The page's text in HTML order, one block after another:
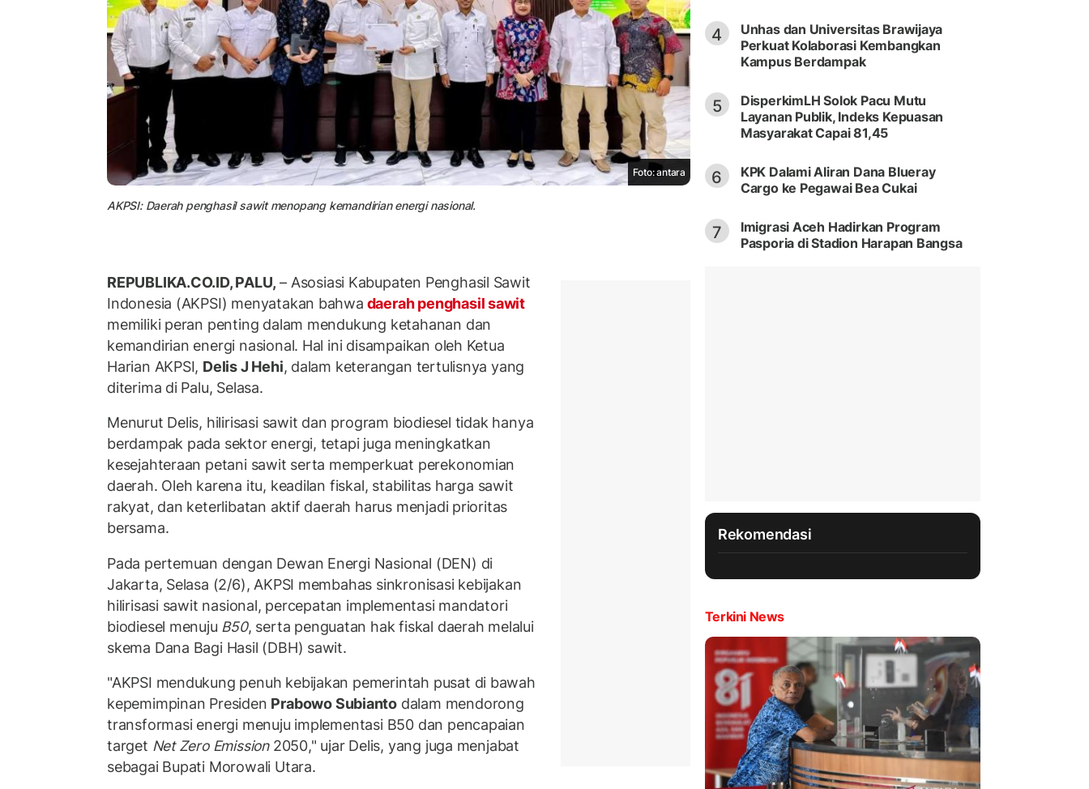
Foto: antara
AKPSI: Daerah penghasil sawit menopang kemandirian energi nasional.
REPUBLIKA.CO.ID, PALU, – Asosiasi Kabupaten Penghasil Sawit
Indonesia (AKPSI) menyatakan bahwa daerah penghasil sawit
memiliki peran penting dalam mendukung ketahanan dan
kemandirian energi nasional. Hal ini disampaikan oleh Ketua
Harian AKPSI, Delis J Hehi, dalam keterangan tertulisnya yang
diterima di Palu, Selasa.
Menurut Delis, hilirisasi sawit dan program biodiesel tidak hanya
berdampak pada sektor energi, tetapi juga meningkatkan
kesejahteraan petani sawit serta memperkuat perekonomian
daerah. Oleh karena itu, keadilan fiskal, stabilitas harga sawit
rakyat, dan keterlibatan aktif daerah harus menjadi prioritas
bersama.
Pada pertemuan dengan Dewan Energi Nasional (DEN) di
Jakarta, Selasa (2/6), AKPSI membahas sinkronisasi kebijakan
hilirisasi sawit nasional, percepatan implementasi mandatori
biodiesel menuju B50, serta penguatan hak fiskal daerah melalui
skema Dana Bagi Hasil (DBH) sawit.
"AKPSI mendukung penuh kebijakan pemerintah pusat di bawah
kepemimpinan Presiden Prabowo Subianto dalam mendorong
transformasi energi menuju implementasi B50 dan pencapaian
target Net Zero Emission2050," ujar Delis, yang juga menjabat
sebagai Bupati Morowali Utara.
4
Unhas dan Universitas Brawijaya
Perkuat Kolaborasi Kembangkan
Kampus Berdampak
5
DisperkimLH Solok Pacu Mutu
Layanan Publik, Indeks Kepuasan
Masyarakat Capai 81,45
6
KPK Dalami Aliran Dana Blueray
Cargo ke Pegawai Bea Cukai
7
Imigrasi Aceh Hadirkan Program
Pasporia di Stadion Harapan Bangsa
Rekomendasi
Terkini News